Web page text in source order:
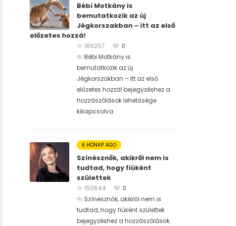
Bébi Motkány is
bemutatkozik az új
Jégkorszakban – itt az első
előzetes hozzá!
166257
0
Bébi Motkány is
bemutatkozik az új
Jégkorszakban – itt az első
előzetes hozzá! bejegyzéshez a
hozzászólások lehetősége
kikapcsolva
6 HÓNAP AGO
Színésznők, akikről nem is
tudtad, hogy fiúként
születtek
150644
0
Színésznők, akikről nem is
tudtad, hogy fiúként születtek
bejegyzéshez a hozzászólások